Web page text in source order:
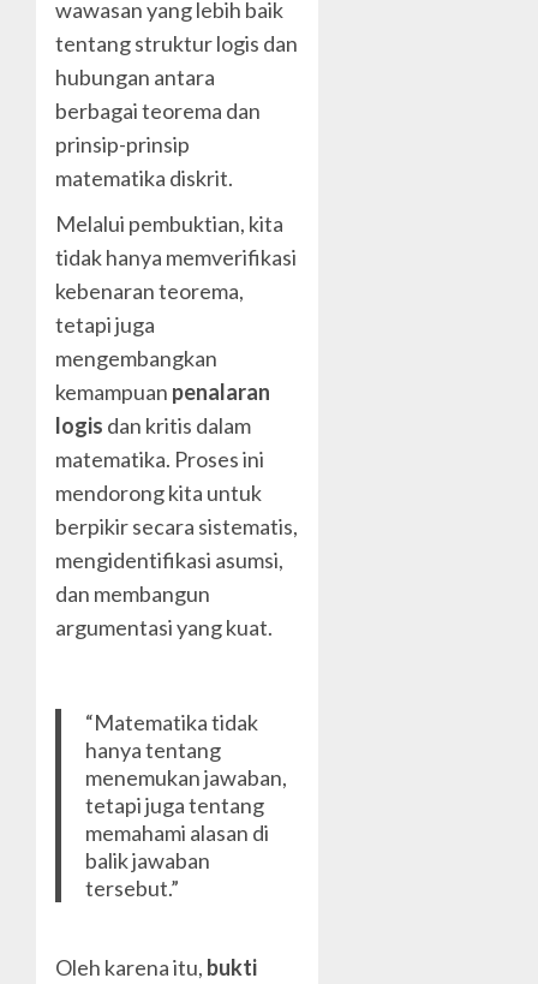
wawasan yang lebih baik
tentang struktur logis dan
hubungan antara
berbagai teorema dan
prinsip-prinsip
matematika diskrit.
Melalui pembuktian, kita
tidak hanya memverifikasi
kebenaran teorema,
tetapi juga
mengembangkan
kemampuan penalaran
logis dan kritis dalam
matematika. Proses ini
mendorong kita untuk
berpikir secara sistematis,
mengidentifikasi asumsi,
dan membangun
argumentasi yang kuat.
“Matematika tidak
hanya tentang
menemukan jawaban,
tetapi juga tentang
memahami alasan di
balik jawaban
tersebut.”
Oleh karena itu, bukti